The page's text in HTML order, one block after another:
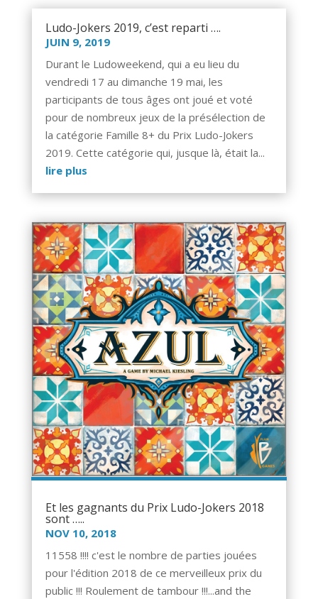
Ludo-Jokers 2019, c’est reparti ….
JUIN 9, 2019
Durant le Ludoweekend, qui a eu lieu du
vendredi 17 au dimanche 19 mai, les
participants de tous âges ont joué et voté
pour de nombreux jeux de la présélection de
la catégorie Famille 8+ du Prix Ludo-Jokers
2019. Cette catégorie qui, jusque là, était la...
lire plus
Et les gagnants du Prix Ludo-Jokers 2018
sont …..
NOV 10, 2018
11558 !!!! c'est le nombre de parties jouées
pour l'édition 2018 de ce merveilleux prix du
public !!! Roulement de tambour !!!...and the